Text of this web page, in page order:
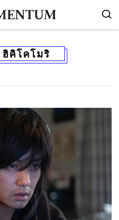
ฮิคิโคโมริ